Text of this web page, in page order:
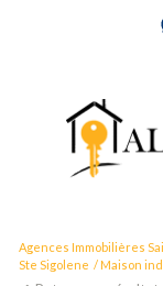
Agences Immobilières
Ste Sigolene
Maison